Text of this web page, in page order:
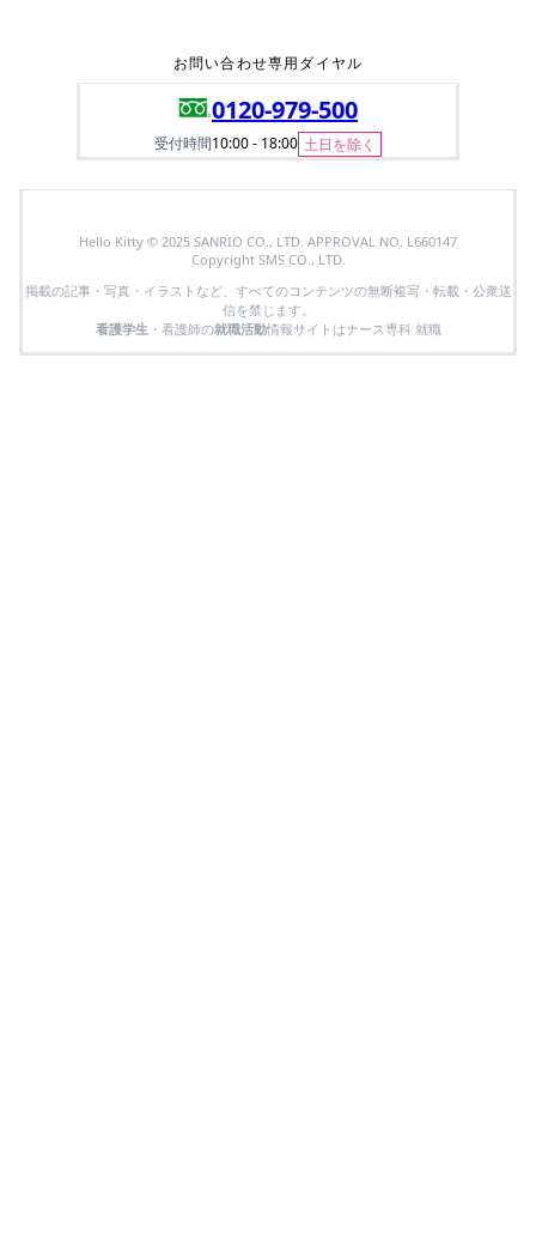
お問い合わせ専用ダイヤル
0120-979-500
受付時間10:00 - 18:00 土日を除く
Hello Kitty © 2025 SANRIO CO., LTD. APPROVAL NO. L660147
Copyright SMS CO., LTD.
掲載の記事・写真・イラストなど、すべてのコンテンツの無断複写・転載・公衆送
信を禁じます。
看護学生 ・看護師の就職活動情報サイトはナース専科 就職